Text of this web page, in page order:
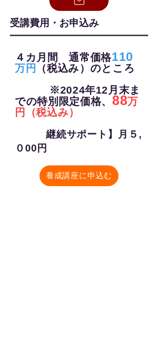
​受講費用・お申込み
４カ月間 通常価格110
万円 （税込み） のところ
※2024年12月末ま
での特別限定価格、 88万
円（税込み）
継続サポート】月５,
０00円
養成講座に申込む